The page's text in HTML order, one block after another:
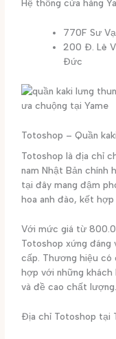
Hệ thống cửa hàng
770F Sư
200 Đ. Lê
Đức
ưa chuộng tại Yame
Totoshop – Quần
Totoshop là địa chỉ
nam Nhật Bản chính
tại đây mang đậm
hoa anh đào, kết
Với mức giá từ
Totoshop xứng đáng
cấp. Thương hiệu có
hợp với những khách
và đề cao chất lượng.
Địa chỉ Totoshop tại